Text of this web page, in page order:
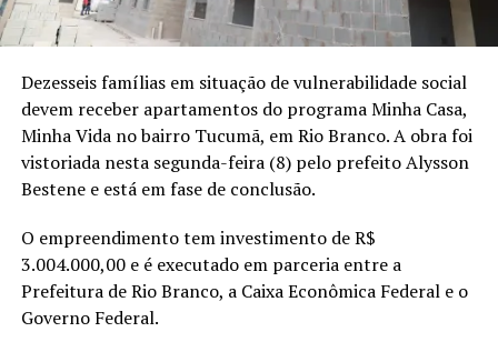
Dezesseis famílias em situação de vulnerabilidade social
devem receber apartamentos do programa Minha Casa,
Minha Vida no bairro Tucumã, em Rio Branco. A obra foi
vistoriada nesta segunda-feira (8) pelo prefeito Alysson
Bestene e está em fase de conclusão.
O empreendimento tem investimento de R$
3.004.000,00 e é executado em parceria entre a
Prefeitura de Rio Branco, a Caixa Econômica Federal e o
Governo Federal.